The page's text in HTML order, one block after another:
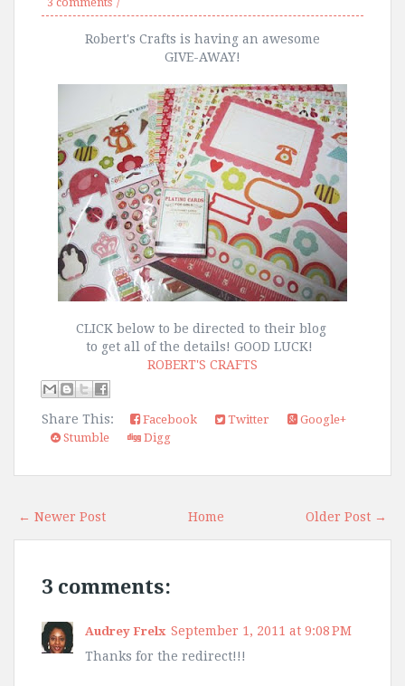
Robert's Crafts is having an awesome
GIVE-AWAY!
CLICK below to be directed to their blog
to get all of the details! GOOD LUCK!
ROBERT'S CRAFTS
Share This: Facebook Twitter
Google+
Stumble
Digg
← Newer Post Older Post →
Home
3 comments:
Audrey Frelx September 1, 2011 at 9:08 PM
Thanks for the redirect!!!